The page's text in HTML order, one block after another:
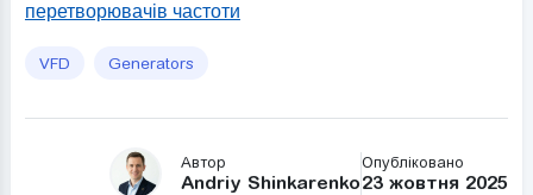
перетворювачів частоти
VFD Generators
Автор
Andriy Shinkarenko
Опубліковано
23 жовтня 2025